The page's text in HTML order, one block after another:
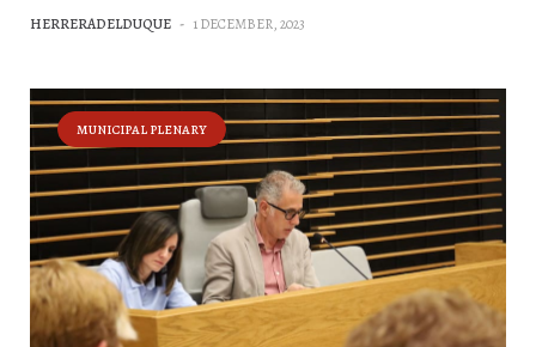
HERRERADELDUQUE - 1 DECEMBER, 2023
MUNICIPAL PLENARY